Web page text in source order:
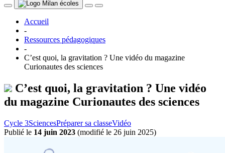
Accueil
-
Ressources pédagogiques
-
C’est quoi, la gravitation ? Une vidéo du magazine
Curionautes des sciences
C’est quoi, la gravitation ? Une vidéo
du magazine Curionautes des sciences
Cycle 3SciencesPréparer sa classeVidéo
Publié le 14 juin 2023 (modifié le 26 juin 2025)